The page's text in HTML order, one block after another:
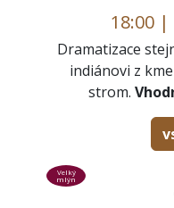
18:00 |
Dramatizace
indiánovi z
strom.
Velký
mlýn